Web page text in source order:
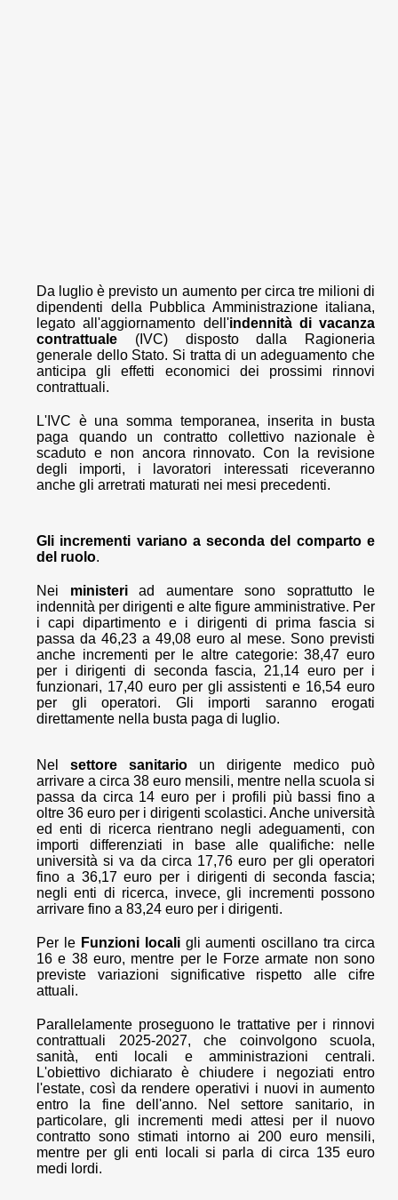
Da luglio è previsto un aumento per circa tre milioni di
dipendenti della Pubblica Amministrazione italiana,
legato all'aggiornamento dell'indennità di vacanza
contrattuale (IVC) disposto dalla Ragioneria
generale dello Stato. Si tratta di un adeguamento che
anticipa gli effetti economici dei prossimi rinnovi
contrattuali.
L'IVC è una somma temporanea, inserita in busta
paga quando un contratto collettivo nazionale è
scaduto e non ancora rinnovato. Con la revisione
degli importi, i lavoratori interessati riceveranno
anche gli arretrati maturati nei mesi precedenti.
Gli incrementi variano a seconda del comparto e
del ruolo.
Nei ministeriad aumentare sono soprattutto le
indennità per dirigenti e alte figure amministrative. Per
i capi dipartimento e i dirigenti di prima fascia si
passa da 46,23 a 49,08 euro al mese. Sono previsti
anche incrementi per le altre categorie: 38,47 euro
per i dirigenti di seconda fascia, 21,14 euro per i
funzionari, 17,40 euro per gli assistenti e 16,54 euro
per gli operatori. Gli importi saranno erogati
direttamente nella busta paga di luglio.
Nel settore sanitario un dirigente medico può
arrivare a circa 38 euro mensili, mentre nella scuola si
passa da circa 14 euro per i profili più bassi fino a
oltre 36 euro per i dirigenti scolastici. Anche università
ed enti di ricerca rientrano negli adeguamenti, con
importi differenziati in base alle qualifiche: nelle
università si va da circa 17,76 euro per gli operatori
fino a 36,17 euro per i dirigenti di seconda fascia;
negli enti di ricerca, invece, gli incrementi possono
arrivare fino a 83,24 euro per i dirigenti.
Per le Funzioni localigli aumenti oscillano tra circa
16 e 38 euro, mentre per le Forze armate non sono
previste variazioni significative rispetto alle cifre
attuali.
Parallelamente proseguono le trattative per i rinnovi
contrattuali 2025-2027, che coinvolgono scuola,
sanità, enti locali e amministrazioni centrali.
L'obiettivo dichiarato è chiudere i negoziati entro
l'estate, così da rendere operativi i nuovi in aumento
entro la fine dell'anno. Nel settore sanitario, in
particolare, gli incrementi medi attesi per il nuovo
contratto sono stimati intorno ai 200 euro mensili,
mentre per gli enti locali si parla di circa 135 euro
medi lordi.